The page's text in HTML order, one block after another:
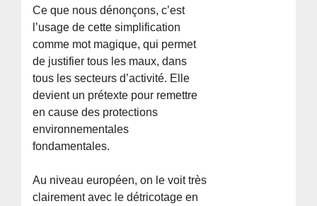
Ce que nous dénonçons, c’est
l’usage de cette simplification
comme mot magique, qui permet
de justifier tous les maux, dans
tous les secteurs d’activité. Elle
devient un prétexte pour remettre
en cause des protections
environnementales
fondamentales.
Au niveau européen, on le voit très
clairement avec le détricotage en